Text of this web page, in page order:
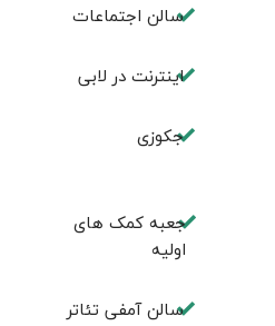
سالن اجتماعات
اینترنت در لابی
جکوزی
جعبه کمک های
اولیه
سالن آمفی تئاتر